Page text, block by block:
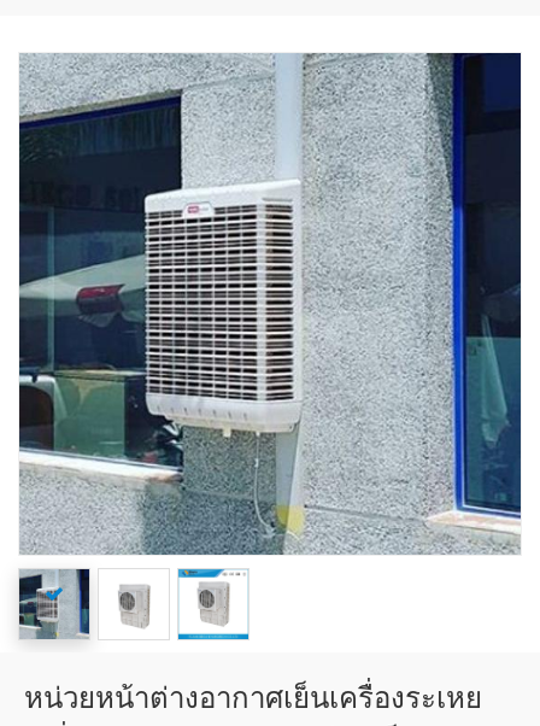
หน่วยหน้าต่างอากาศเย็นเครื่องระเหย